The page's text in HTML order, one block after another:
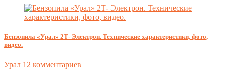
Бензопила «Урал» 2Т- Электрон. Технические характеристики, фото,
видео.
Урал 12 комментариев